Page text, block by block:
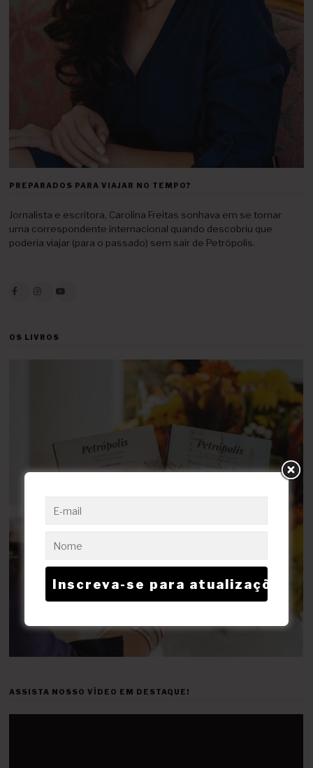
PREPARADOS PARA VIAJAR NO TEMPO?
Jornalista e escritora, Carolina Freitas sonhava em se tornar
uma correspondente internacional quando descobriu que
poderia viajar (para o passado) sem sair de Petrópolis.
OS LIVROS
ASSISTA NOSSO VÍDEO EM DESTAQUE!